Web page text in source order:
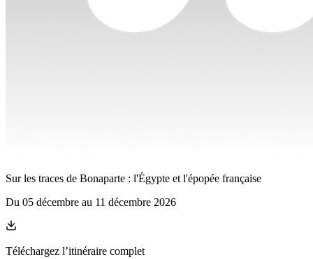
Sur les traces de Bonaparte : l'Égypte et l'épopée française
Du 05 décembre au 11 décembre 2026
Téléchargez l’itinéraire complet